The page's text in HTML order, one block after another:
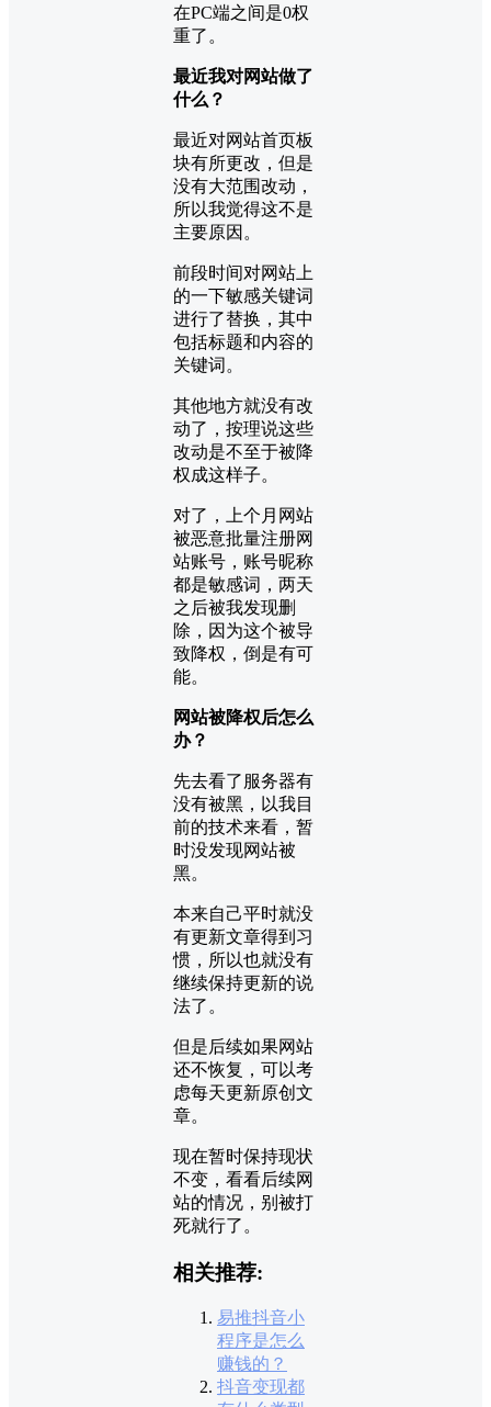
在PC端之间是0权
重了。
最近我对网站做了
什么？
最近对网站首页板
块有所更改，但是
没有大范围改动，
所以我觉得这不是
主要原因。
前段时间对网站上
的一下敏感关键词
进行了替换，其中
包括标题和内容的
关键词。
其他地方就没有改
动了，按理说这些
改动是不至于被降
权成这样子。
对了，上个月网站
被恶意批量注册网
站账号，账号昵称
都是敏感词，两天
之后被我发现删
除，因为这个被导
致降权，倒是有可
能。
网站被降权后怎么
办？
先去看了服务器有
没有被黑，以我目
前的技术来看，暂
时没发现网站被
黑。
本来自己平时就没
有更新文章得到习
惯，所以也就没有
继续保持更新的说
法了。
但是后续如果网站
还不恢复，可以考
虑每天更新原创文
章。
现在暂时保持现状
不变，看看后续网
站的情况，别被打
死就行了。
相关推荐:
易推抖音小
程序是怎么
赚钱的？
抖音变现都